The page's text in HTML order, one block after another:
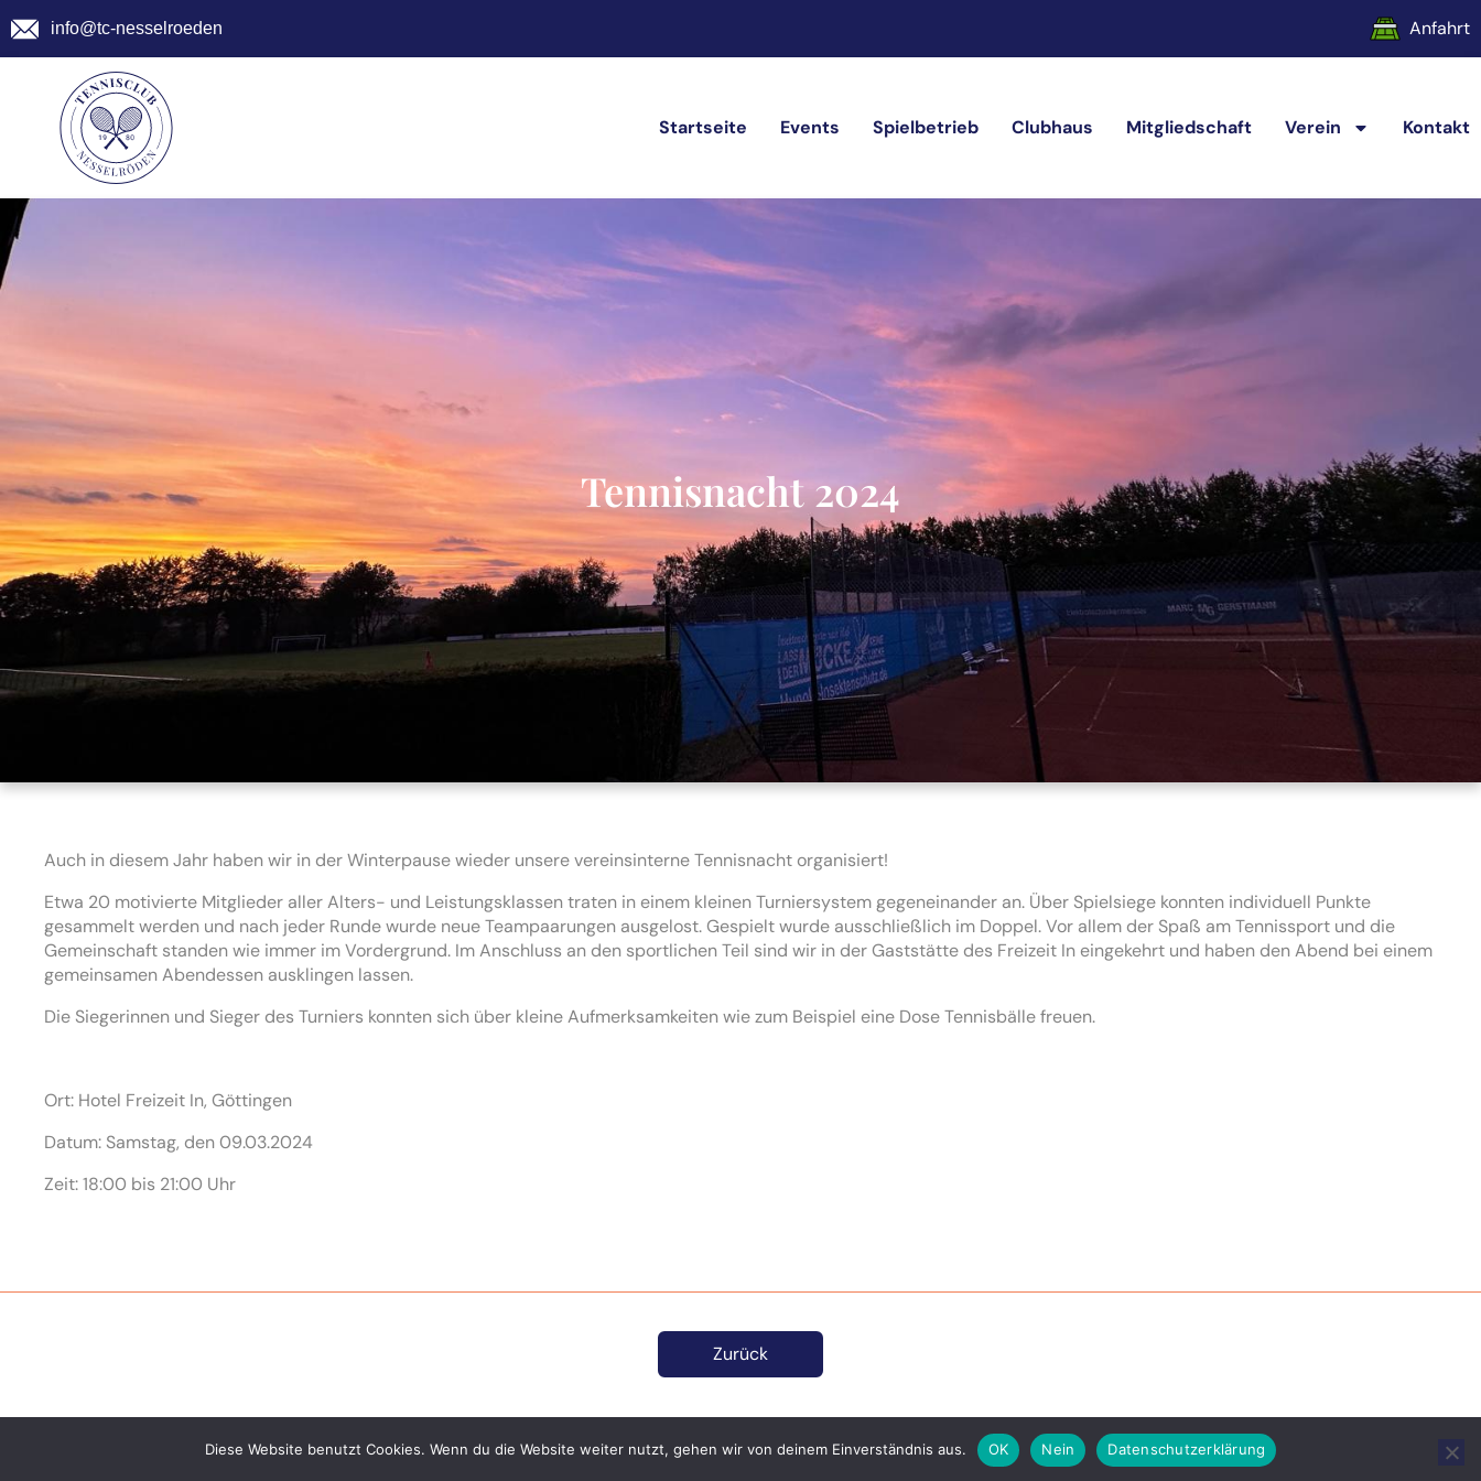
info@tc-nesselroeden Anfahrt
Startseite Events Spielbetrieb Clubhaus Mitgliedschaft Verein Kontakt
Tennisnacht 2024
Auch in diesem Jahr haben wir in der Winterpause wieder unsere vereinsinterne Tennisnacht organisiert!
Etwa 20 motivierte Mitglieder aller Alters- und Leistungsklassen traten in einem kleinen Turniersystem gegeneinander an. Über Spielsiege konnten individuell Punkte
gesammelt werden und nach jeder Runde wurde neue Teampaarungen ausgelost. Gespielt wurde ausschließlich im Doppel.Vor allem der Spaß am Tennissport und die
Gemeinschaft standen wie immer im Vordergrund. Im Anschluss an den sportlichen Teil sind wir in der Gaststätte des Freizeit In eingekehrt und haben den Abend bei einem
gemeinsamen Abendessen ausklingen lassen.
Die Siegerinnen und Sieger des Turniers konnten sich über kleine Aufmerksamkeiten wie zum Beispiel eine Dose Tennisbälle freuen.
Ort: Hotel Freizeit In, Göttingen
Datum: Samstag, den 09.03.2024
Zeit: 18:00 bis 21:00 Uhr
Zurück
ImpressumDatenschutzerklärung
Diese Website benutzt Cookies. Wenn du die Website weiter nutzt, gehen wir von deinem Einverständnis aus. OK Nein Datenschutzerklärung